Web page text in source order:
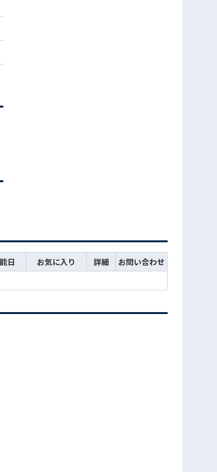
日 お気に入り 詳細
お問い合わせ